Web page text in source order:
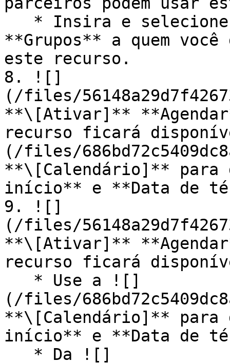
**Grupos** a quem
este recurso.
8. ![]
(/files/
**\[Ativar]**
recurso ficará
(/files/
**\[Calendário]**
início** e **Data de
9. ![]
(/files/
**\[Ativar]**
recurso ficará
(/files/
**\[Calendário]**
início** e **Data de